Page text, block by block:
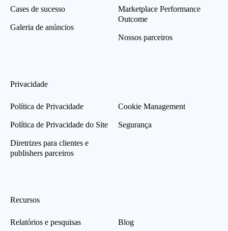
Cases de sucesso
Galeria de anúncios
Marketplace Performance
Outcome
Nossos parceiros
Privacidade
Política de Privacidade
Política de Privacidade do Site
Diretrizes para clientes e
publishers parceiros
Cookie Management
Segurança
Recursos
Relatórios e pesquisas Blog